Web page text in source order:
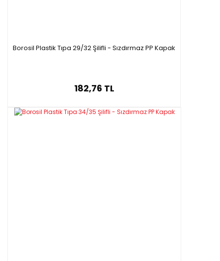
Borosil Plastik Tıpa 29/32 Şilifli - Sızdırmaz PP Kapak
182,76 TL